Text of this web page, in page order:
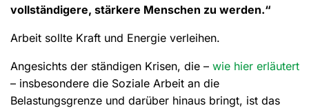
vollständigere, stärkere Menschen zu werden.“
Arbeit sollte Kraft und Energie verleihen.
Angesichts der ständigen Krisen, die – wie hier erläutert
– insbesondere die Soziale Arbeit an die
Belastungsgrenze und darüber hinaus bringt, ist das